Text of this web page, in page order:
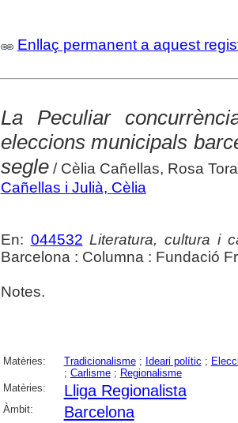
Enllaç permanent a aquest
La Peculiar
eleccions municipals
segle/ Cèlia Cañellas, Rosa
Cañellas i Julià, Cèlia
En: 044532 Literatura, cultura i
Barcelona : Columna : Fundació
Notes.
Matèries: Tradicionalisme; Ideari polític ;
; Carlisme; Regionalisme
Matèries:
Lliga Regionalista
Àmbit: Barcelona